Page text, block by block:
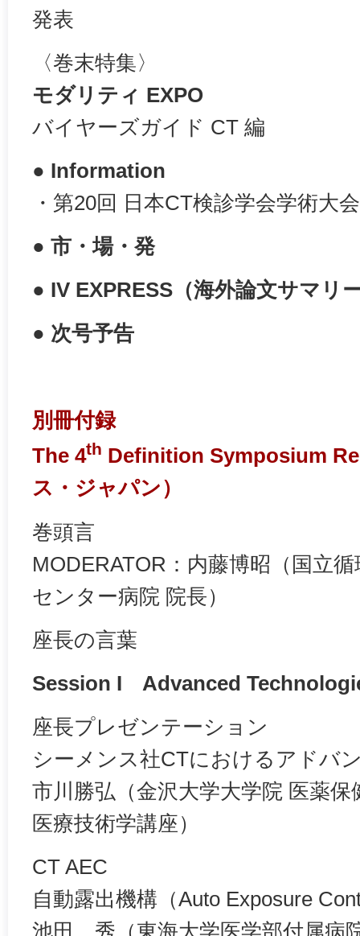
発表
〈巻末特集〉
モダリティ EXPO
バイヤーズガイド CT 編
● Information
・第20回 日本CT検診学会学術大会
● 市・場・発
● IV EXPRESS（海外論文サマリ
● 次号予告
別冊付録
The 4th Definition Symposium
ス・ジャパン）
巻頭言
MODERATOR：内藤博昭（国立
センター病院 院長）
座長の言葉
Session I Advanced
座長プレゼンテーション
シーメンス社CTにおけるアドバ
市川勝弘（金沢大学大学院 医薬
医療技術学講座）
CT AEC
自動露出機構（Auto Exposure
池田 秀（東海大学医学部付属病